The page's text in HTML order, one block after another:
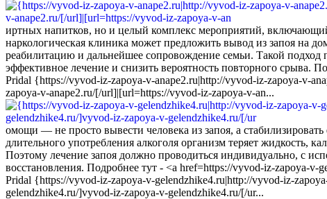
иртных напитков, но и целый комплекс мероприятий,
наркологическая клиника может предложить вывод из запоя на
реабилитацию и дальнейшее сопровождение семьи. Такой подход
эффективное лечение и снизить вероятность повторного срыва.
Pridal {https://vyvod-iz-zapoya-v-anape2.ru|http://vyvod-iz-zapoya-v-
zapoya-v-anape2.ru/[/url]|[url=https://vyvod-iz-zapoya-v-an...
омощи — не просто вывести человека из запоя, а
длительного употребления алкоголя организм теряет жидкость,
Поэтому лечение запоя должно проводиться индивидуально, с
восстановления. Подробнее тут - <a href=https://vyvod-iz-zapoya-
Pridal {https://vyvod-iz-zapoya-v-gelendzhike4.ru|http://vyvod-iz-
gelendzhike4.ru/]vyvod-iz-zapoya-v-gelendzhike4.ru/[/ur...